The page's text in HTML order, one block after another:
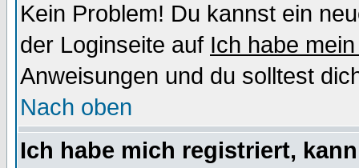
Kein Problem! Du kannst ein
der Loginseite auf Ich habe
Anweisungen und du solltest
Nach oben
Ich habe mich registriert,